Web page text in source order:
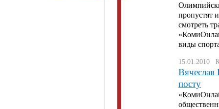
пропустят
смотреть
виды
15.01.2010
Вячеслав
посту